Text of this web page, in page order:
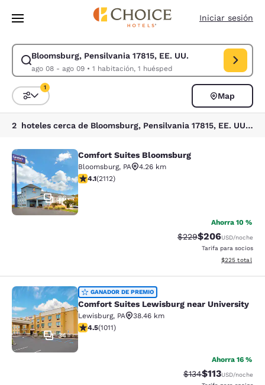
Saltar A Contenido Principal
Iniciar sesión
Bloomsburg, Pensilvania 17815, EE. UU.
ago 08 - ago 09• 1 habitación, 1 huésped
Modificar búsqueda para Bloomsburg, Pensilvania 17815, EE. UU..
Ordenar y filtrar
1
Map
2 hoteles cerca de Bloomsburg, Pensilvania 17815, EE. UU. coinciden con tus filtros
Comfort Suites Bloomsburg
36
Comfort Suites Bloomsburg
Bloomsburg, PA
4.26 km
Calificación de 4.07 estrellas. Muy bueno. 2112
4.1(2112)
Ahorra 10 %
Tarifa tachada:
$229Tarifa reducida:
$206USD/noche
Tarifa para socios
Ver detalles
$225 total
Comfort Suites Lewisburg near
34
GANADOR DE PREMIO
Comfort Suites Lewisburg near University
Lewisburg, PA
38.46 km
Calificación de 4.45 estrellas. Excelente. 1011 reseñas
4.5(1011)
Ahorra 16 %
Tarifa tachada:
$134Tarifa reducida:
$113USD/noche